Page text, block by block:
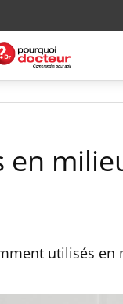
utilisés